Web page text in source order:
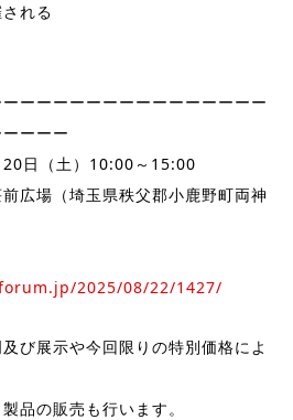
れる
ーーーーーーーーーーーーーーー
ーーー
20日（土）10:00～15:00
前広場（埼玉県秩父郡小鹿野町両神
2025/08/22/1427/
び展示や今回限りの特別価格によ
品の販売も行います。